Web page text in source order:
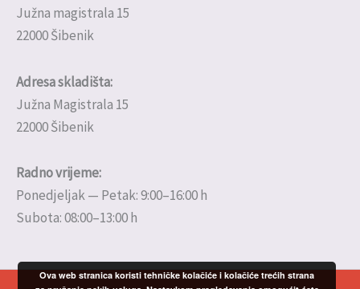
Južna magistrala 15
22000 Šibenik
Adresa skladišta:
Južna Magistrala 15
22000 Šibenik
Radno vrijeme:
Ponedjeljak — Petak: 9:00–16:00 h
Subota: 08:00–13:00 h
Ova web stranica koristi tehničke kolačiće i kolačiće trećih strana